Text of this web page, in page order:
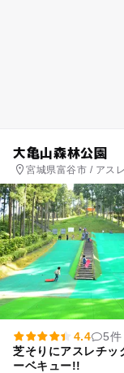
大亀山森林公園
宮城県富谷市 / アス
4.4
5件
芝そりにアスレチッ
ーベキュー!!